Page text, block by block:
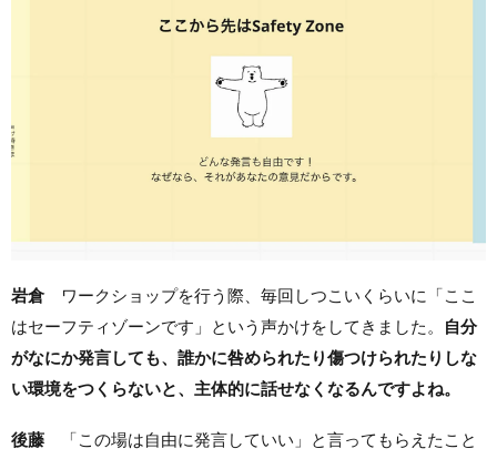
岩倉ワークショップを行う際、毎回しつこいくらいに「ここ
はセーフティゾーンです」という声かけをしてきました。
自分
がなにか発言しても、誰かに咎められたり傷つけられたりしな
い環境をつくらないと、主体的に話せなくなるんですよね。
後藤 「この場は自由に発言していい」と言ってもらえたこと